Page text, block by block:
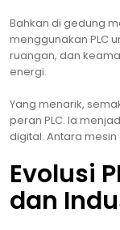
Bahkan di gedung
menggunakan PLC
ruangan, dan
energi.
Yang menarik,
peran PLC. Ia
digital. Antara
Evolusi
dan